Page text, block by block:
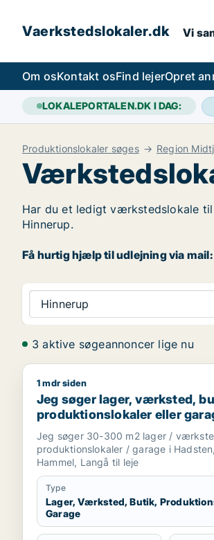
Vaerkstedslokaler.dk Vi
Om osKontakt osFind lejerOpret
LOKALEPORTALEN.DK I DAG:
Produktionslokaler søges Region
Har du et ledigt værkstedslokale
Hinnerup.
Få hurtig hjælp til udlejning via mail:
Hinnerup
3 aktive søgeannoncer lige nu
Jeg søger lager, værksted,
1 mdr siden
Jeg søger lager, værksted,
produktionslokaler eller
Hadsten, Hinnerup eller
Jeg søger 30-300 m2 lager /
produktionslokaler / garage i
Hammel, Langå til leje
Type
Lager, Værksted, Butik,
Garage